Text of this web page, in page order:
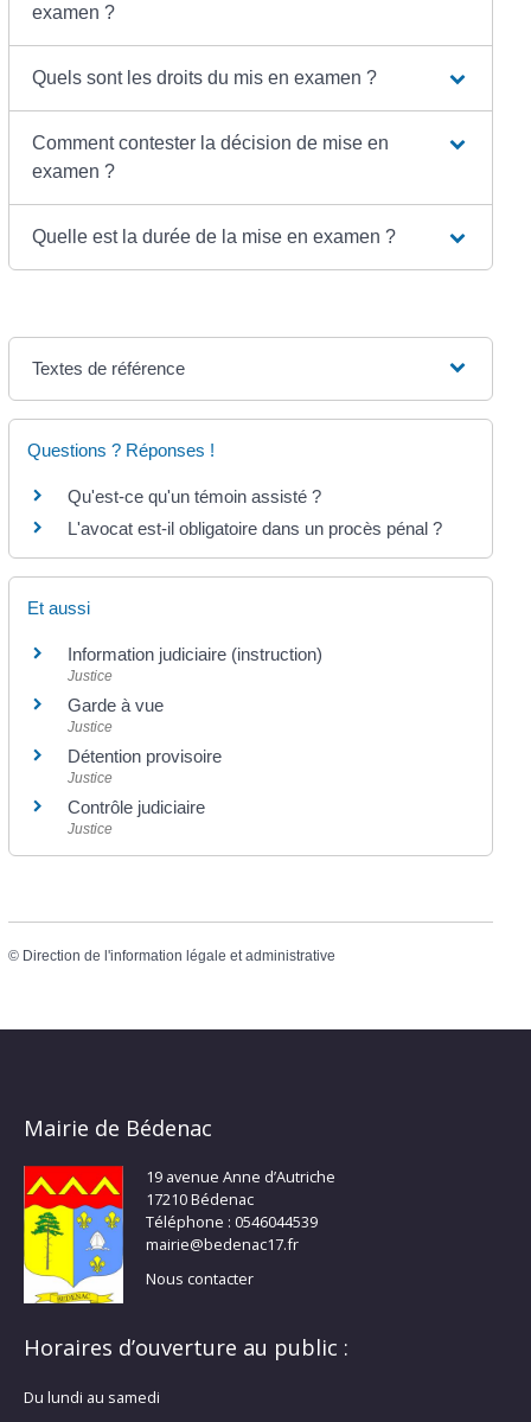
examen ?
Quels sont les droits du mis en examen ?
Comment contester la décision de mise en
examen ?
Quelle est la durée de la mise en examen ?
Textes de référence
Questions ? Réponses !
Qu'est-ce qu'un témoin assisté ?
L'avocat est-il obligatoire dans un procès pénal ?
Et aussi
Information judiciaire (instruction)
Justice
Garde à vue
Justice
Détention provisoire
Justice
Contrôle judiciaire
Justice
© Direction de l'information légale et administrative
Mairie de Bédenac
19 avenue Anne d’Autriche
17210 Bédenac
Téléphone : 0546044539
mairie@bedenac17.fr
Nous contacter
Horaires d’ouverture au public :
Du lundi au samedi